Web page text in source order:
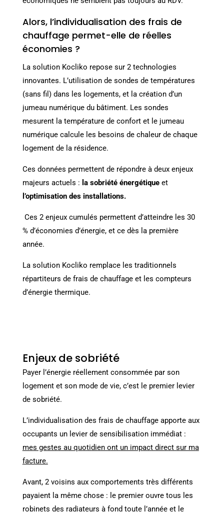
Alors, l’individualisation des frais de
chauffage permet-elle de réelles
économies ?
La solution Kocliko repose sur 2 technologies
innovantes. L’utilisation de sondes de températures
(sans fil) dans les logements, et la création d’un
jumeau numérique du bâtiment. Les sondes
mesurent la température de confort et le jumeau
numérique calcule les besoins de chaleur de chaque
logement de la résidence.
Ces données permettent de répondre à deux enjeux
majeurs actuels : la sobriété énergétique et
l’optimisation des installations.
Ces 2 enjeux cumulés permettent d’atteindre les 30
% d’économies d’énergie, et ce dès la première
année.
La solution Kocliko remplace les traditionnels
répartiteurs de frais de chauffage et les compteurs
d’énergie thermique.
Enjeux de sobriété
Payer l’énergie réellement consommée par son
logement et son mode de vie, c’est le premier levier
de sobriété.
L’individualisation des frais de chauffage apporte aux
occupants un levier de sensibilisation immédiat :
mes gestes au quotidien ont un impact direct sur ma
facture.
Avant, 2 voisins aux comportements très différents
payaient la même chose : le premier ouvre tous les
robinets des radiateurs à fond toute l’année et le